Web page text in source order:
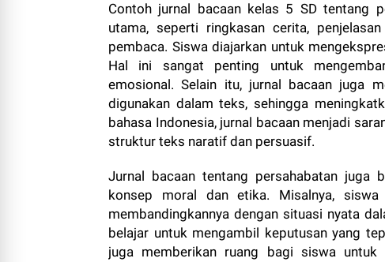
Contoh jurnal bacaan kelas 5 SD tentang
utama, seperti ringkasan cerita,
pembaca. Siswa diajarkan untuk
Hal ini sangat penting untuk
emosional. Selain itu, jurnal bacaan juga
digunakan dalam teks, sehingga
bahasa Indonesia, jurnal bacaan menjadi
struktur teks naratif dan persuasif.
Jurnal bacaan tentang persahabatan juga
konsep moral dan etika. Misalnya,
membandingkannya dengan situasi nyata
belajar untuk mengambil keputusan yang
juga memberikan ruang bagi siswa untuk